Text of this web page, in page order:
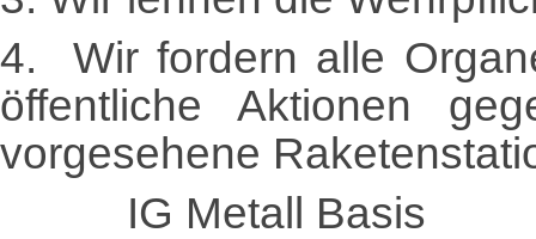
4. Wir fordern alle
öffentliche Aktionen
vorgesehene
IG Metall Basis